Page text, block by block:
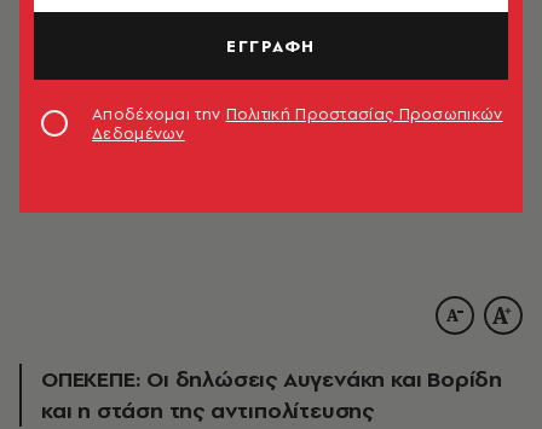
ΟΠΕΚΕΠΕ: Οι δηλώσεις Αυγενάκη και Βορίδη
και η στάση της αντιπολίτευσης
ΕΓΓΡΑΦΗ
Αποδέχομαι την Πολιτική Προστασίας Προσωπικών
Δεδομένων